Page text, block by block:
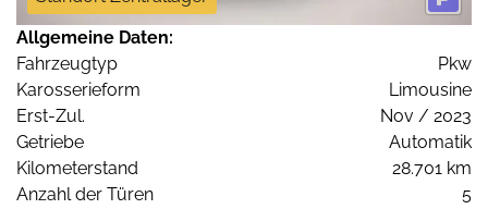
Allgemeine Daten:
Fahrzeugtyp
Pkw
Karosserieform
Limousine
Erst-Zul.
Nov / 2023
Getriebe
Automatik
Kilometerstand
28.701 km
Anzahl der Türen
5